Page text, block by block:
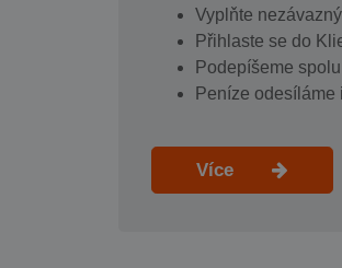
Vyplňte
Přihlaste se do
Podepíšeme
Peníze odesíláme
Více